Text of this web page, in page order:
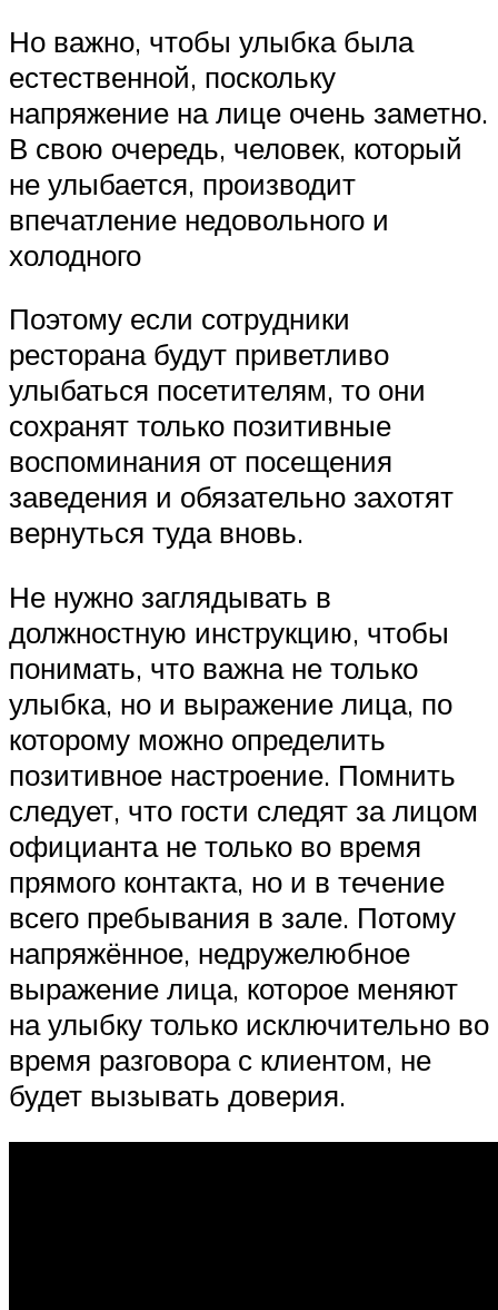
Но важно, чтобы улыбка была
естественной, поскольку
напряжение на лице очень заметно.
В свою очередь, человек, который
не улыбается, производит
впечатление недовольного и
холодного
Поэтому если сотрудники
ресторана будут приветливо
улыбаться посетителям, то они
сохранят только позитивные
воспоминания от посещения
заведения и обязательно захотят
вернуться туда вновь.
Не нужно заглядывать в
должностную инструкцию, чтобы
понимать, что важна не только
улыбка, но и выражение лица, по
которому можно определить
позитивное настроение. Помнить
следует, что гости следят за лицом
официанта не только во время
прямого контакта, но и в течение
всего пребывания в зале. Потому
напряжённое, недружелюбное
выражение лица, которое меняют
на улыбку только исключительно во
время разговора с клиентом, не
будет вызывать доверия.